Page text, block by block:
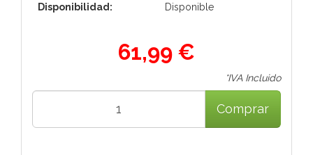
Disponibilidad: Disponible
61,99 €
*IVA Incluido
Comprar